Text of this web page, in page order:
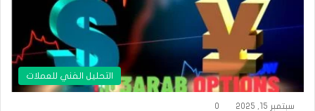
التحليل الفني للعملات
سبتمبر 15, 2025 0